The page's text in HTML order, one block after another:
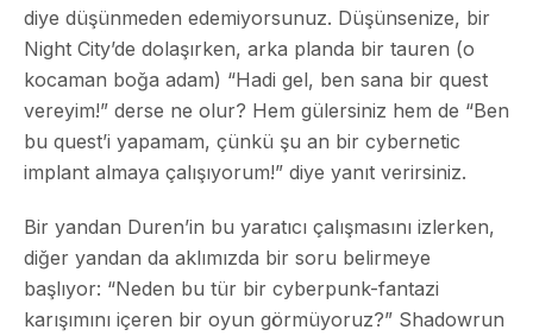
diye düşünmeden edemiyorsunuz. Düşünsenize, bir
Night City’de dolaşırken, arka planda bir tauren (o
kocaman boğa adam) “Hadi gel, ben sana bir quest
vereyim!” derse ne olur? Hem gülersiniz hem de “Ben
bu quest’i yapamam, çünkü şu an bir cybernetic
implant almaya çalışıyorum!” diye yanıt verirsiniz.
Bir yandan Duren’in bu yaratıcı çalışmasını izlerken,
diğer yandan da aklımızda bir soru belirmeye
başlıyor: “Neden bu tür bir cyberpunk-fantazi
karışımını içeren bir oyun görmüyoruz?” Shadowrun